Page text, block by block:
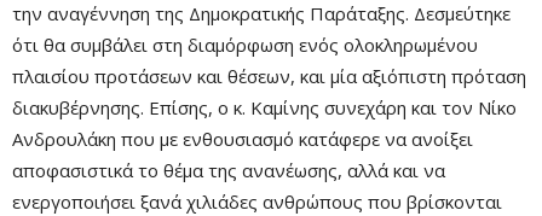
την αναγέννηση της Δημοκρατικής Παράταξης. Δεσμεύτηκε
ότι θα συμβάλει στη διαμόρφωση ενός ολοκληρωμένου
πλαισίου προτάσεων και θέσεων, και μία αξιόπιστη πρόταση
διακυβέρνησης. Επίσης, ο κ. Καμίνης συνεχάρη και τον Νίκο
Ανδρουλάκη που με ενθουσιασμό κατάφερε να ανοίξει
αποφασιστικά το θέμα της ανανέωσης, αλλά και να
ενεργοποιήσει ξανά χιλιάδες ανθρώπους που βρίσκονται